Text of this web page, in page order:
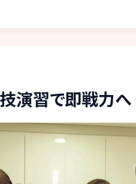
演習で即戦力へ